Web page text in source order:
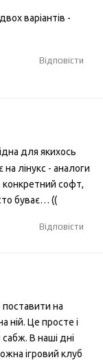
варіантів -
Відповісти
для якихось
лінукс - аналоги
конкретний софт,
буває… ((
Відповісти
на
ній. Це просте і
В наші дні
ігровий клуб